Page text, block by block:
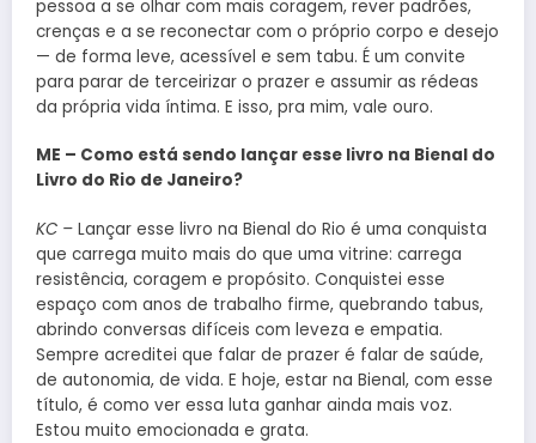
pessoa a se olhar com mais coragem, rever padrões,
crenças e a se reconectar com o próprio corpo e desejo
— de forma leve, acessível e sem tabu. É um convite
para parar de terceirizar o prazer e assumir as rédeas
da própria vida íntima. E isso, pra mim, vale ouro.
ME – Como está sendo lançar esse livro na Bienal do
Livro do Rio de Janeiro?
KC – Lançar esse livro na Bienal do Rio é uma conquista
que carrega muito mais do que uma vitrine: carrega
resistência, coragem e propósito. Conquistei esse
espaço com anos de trabalho firme, quebrando tabus,
abrindo conversas difíceis com leveza e empatia.
Sempre acreditei que falar de prazer é falar de saúde,
de autonomia, de vida. E hoje, estar na Bienal, com esse
título, é como ver essa luta ganhar ainda mais voz.
Estou muito emocionada e grata.